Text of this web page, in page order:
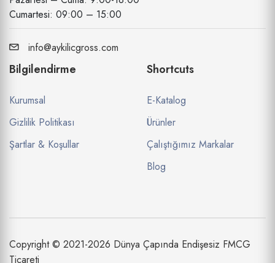
Cumartesi: 09:00 – 15:00
info@aykilicgross.com
Bilgilendirme
Kurumsal
Gizlilik Politikası
Şartlar & Koşullar
Shortcuts
E-Katalog
Ürünler
Çalıştığımız Markalar
Blog
Copyright © 2021-2026 Dünya Çapında Endişesiz FMCG
Ticareti